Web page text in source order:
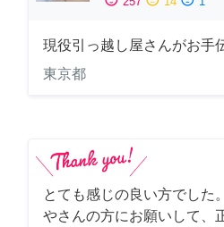
現役引っ越し屋さんがお手
東京都
とても感じの良い方でした
やさんの方にお願いして、